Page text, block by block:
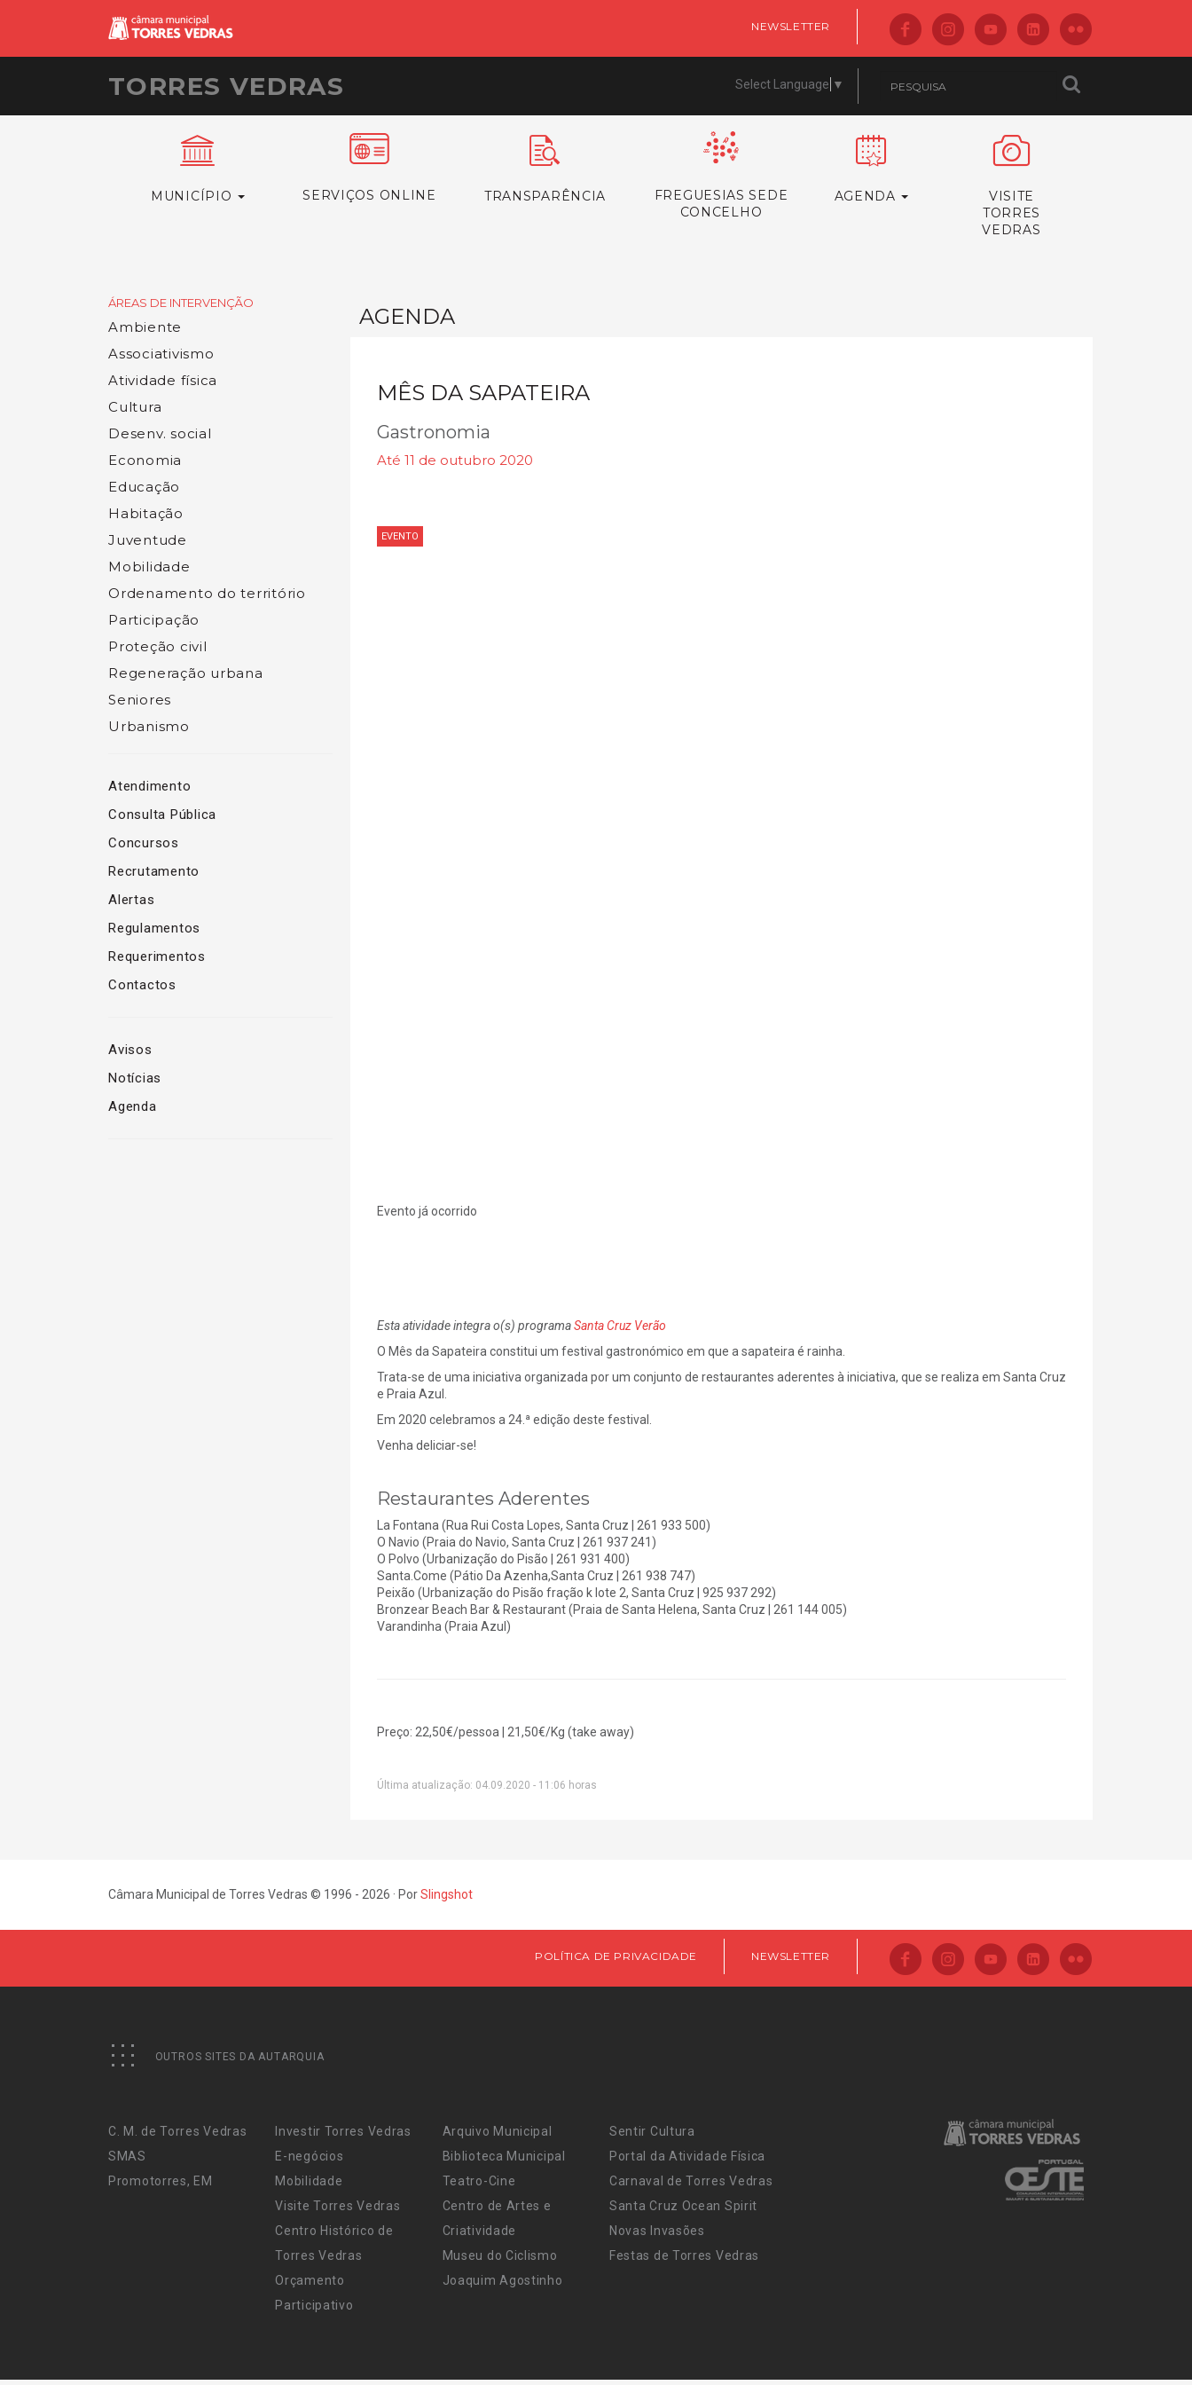
NEWSLETTER
TORRES VEDRAS Select Language ▼
MUNICÍPIO SERVIÇOS ONLINE TRANSPARÊNCIA
FREGUESIAS SEDE
CONCELHO
AGENDA
VISITE
TORRES
VEDRAS
ÁREAS DE INTERVENÇÃO
Ambiente
Associativismo
Atividade física
Cultura
Desenv. social
Economia
Educação
Habitação
Juventude
Mobilidade
Ordenamento do território
Participação
Proteção civil
Regeneração urbana
Seniores
Urbanismo
Atendimento
Consulta Pública
Concursos
Recrutamento
Alertas
Regulamentos
Requerimentos
Contactos
Avisos
Notícias
Agenda
AGENDA
MÊS DA SAPATEIRA
Gastronomia
Até 11 de outubro 2020
EVENTO
Evento já ocorrido
Esta atividade integra o(s) programaSanta Cruz Verão
O Mês da Sapateira constitui um festival gastronómico em que a sapateira é rainha.
Trata-se de uma iniciativa organizada por um conjunto de restaurantes aderentes à iniciativa, que se realiza em Santa Cruz
e Praia Azul.
Em 2020 celebramos a 24.ª edição deste festival.
Venha deliciar-se!
Restaurantes Aderentes
La Fontana (Rua Rui Costa Lopes, Santa Cruz | 261 933 500)
O Navio (Praia do Navio, Santa Cruz | 261 937 241)
O Polvo (Urbanização do Pisão | 261 931 400)
Santa.Come (Pátio Da Azenha,Santa Cruz | 261 938 747)
Peixão (Urbanização do Pisão fração k lote 2, Santa Cruz | 925 937 292)
Bronzear Beach Bar & Restaurant(Praia de Santa Helena, Santa Cruz | 261 144 005)
Varandinha (Praia Azul)
Preço: 22,50€/pessoa | 21,50€/Kg (take away)
Última atualização: 04.09.2020 - 11:06 horas
Câmara Municipal de Torres Vedras © 1996 - 2026 · PorSlingshot
POLÍTICA DE PRIVACIDADE NEWSLETTER
OUTROS SITES DA AUTARQUIA
C. M. de Torres Vedras
SMAS
Promotorres, EM
Investir Torres Vedras
E-negócios
Mobilidade
Visite Torres Vedras
Centro Histórico de
Torres Vedras
Orçamento
Participativo
Arquivo Municipal
Biblioteca Municipal
Teatro-Cine
Centro de Artes e
Criatividade
Museu do Ciclismo
Joaquim Agostinho
Sentir Cultura
Portal da Atividade Física
Carnaval de Torres Vedras
Santa Cruz Ocean Spirit
Novas Invasões
Festas de Torres Vedras